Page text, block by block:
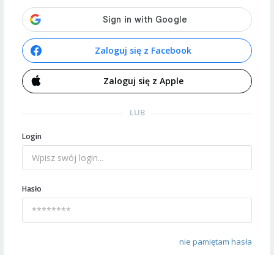
Zaloguj się z Facebook
Zaloguj się z Apple
LUB
Login
Hasło
nie pamiętam hasła